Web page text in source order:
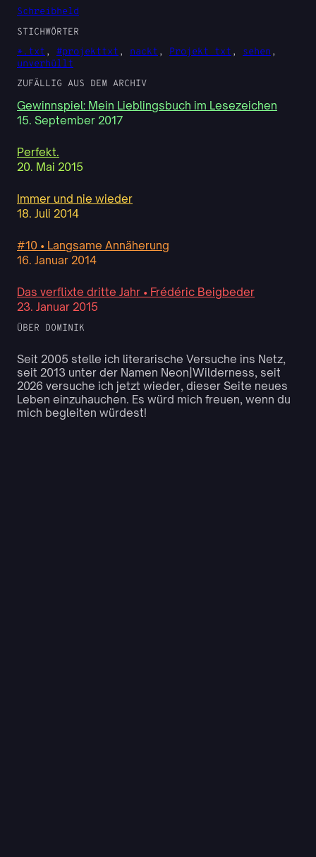
Schreibheld
STICHWÖRTER
*.txt , #projekttxt , nackt , Projekt txt , sehen
unverhüllt
ZUFÄLLIG AUS DEM ARCHIV
Gewinnspiel: Mein Lieblingsbuch im Lesezeichen
15. September 2017
Perfekt.
20. Mai 2015
Immer und nie wieder
18. Juli 2014
#10 • Langsame Annäherung
16. Januar 2014
Das verflixte dritte Jahr • Frédéric Beigbeder
23. Januar 2015
ÜBER DOMINIK
Seit 2005 stelle ich literarische Versuche ins Netz,
seit 2013 unter der Namen Neon|Wilderness, seit
2026 versuche ich jetzt wieder, dieser Seite neues
Leben einzuhauchen. Es würd mich freuen, wenn du
mich begleiten würdest!